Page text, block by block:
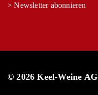
>Newsletter abonnieren
© 2026 Keel-Weine AG